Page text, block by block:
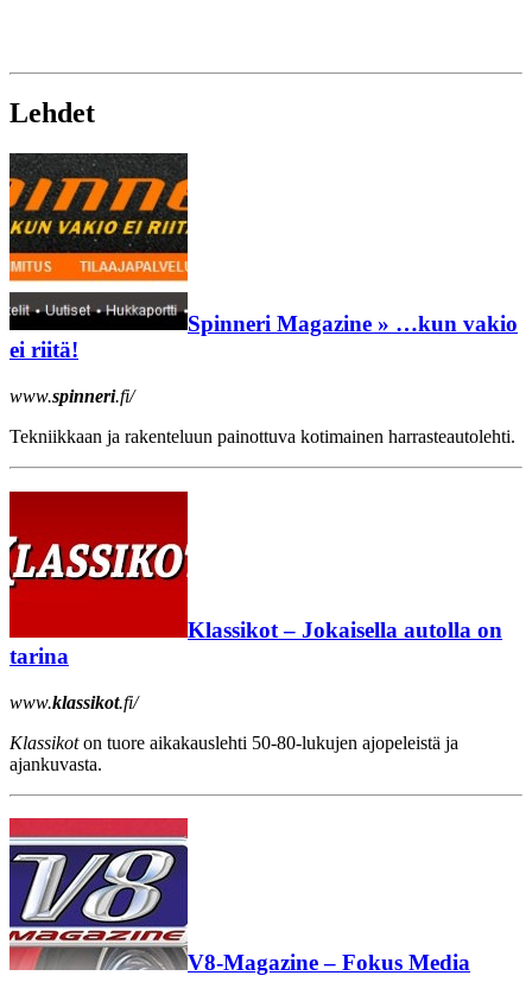
Lehdet
Spinneri Magazine » …kun vakio
ei riitä!
www.spinneri.fi/
Tekniikkaan ja rakenteluun painottuva kotimainen harrasteautolehti.
Klassikot – Jokaisella autolla on
tarina
www.klassikot.fi/
Klassikoton tuore aikakauslehti 50-80-lukujen ajopeleistä ja
ajankuvasta.
V8-Magazine – Fokus Media